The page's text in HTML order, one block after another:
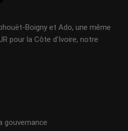
Boigny et Ado, une même
pour la Côte d'Ivoire, notre
gouvernance